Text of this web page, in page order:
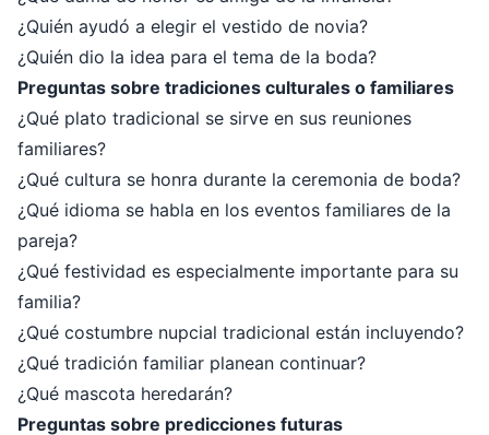
¿Quién ayudó a elegir el vestido de novia?
¿Quién dio la idea para el tema de la boda?
Preguntas sobre tradiciones culturales o familiares
¿Qué plato tradicional se sirve en sus reuniones
familiares?
¿Qué cultura se honra durante la ceremonia de boda?
¿Qué idioma se habla en los eventos familiares de la
pareja?
¿Qué festividad es especialmente importante para su
familia?
¿Qué costumbre nupcial tradicional están incluyendo?
¿Qué tradición familiar planean continuar?
¿Qué mascota heredarán?
Preguntas sobre predicciones futuras